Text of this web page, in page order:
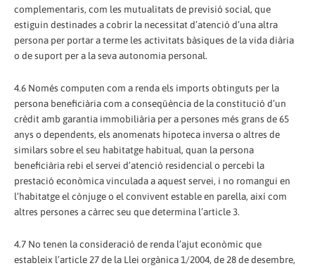
complementaris, com les mutualitats de previsió social, que
estiguin destinades a cobrir la necessitat d’atenció d’una altra
persona per portar a terme les activitats bàsiques de la vida diària
o de suport per a la seva autonomia personal.
4.6 Només computen com a renda els imports obtinguts per la
persona beneficiària com a conseqüència de la constitució d’un
crèdit amb garantia immobiliària per a persones més grans de 65
anys o dependents, els anomenats hipoteca inversa o altres de
similars sobre el seu habitatge habitual, quan la persona
beneficiària rebi el servei d’atenció residencial o percebi la
prestació econòmica vinculada a aquest servei, i no romangui en
l’habitatge el cònjuge o el convivent estable en parella, així com
altres persones a càrrec seu que determina l’article 3.
4.7 No tenen la consideració de renda l’ajut econòmic que
estableix l’article 27 de la Llei orgànica 1/2004, de 28 de desembre,